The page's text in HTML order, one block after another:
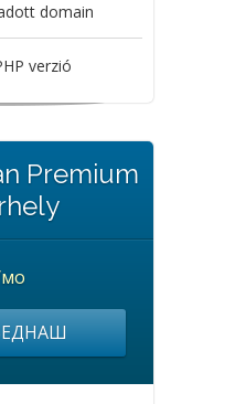
domain
verzió
Premium